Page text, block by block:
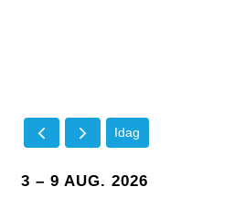
Idag
3 – 9 AUG. 2026